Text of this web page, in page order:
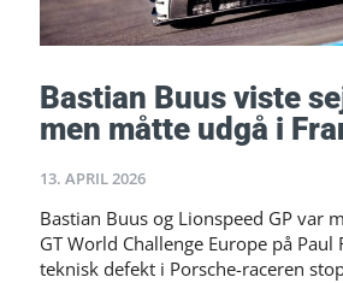
Bastian Buus viste
men måtte udgå i
13. APRIL 2026
Bastian Buus og Lionspeed GP var
GT World Challenge Europe på Paul
teknisk defekt i Porsche-raceren